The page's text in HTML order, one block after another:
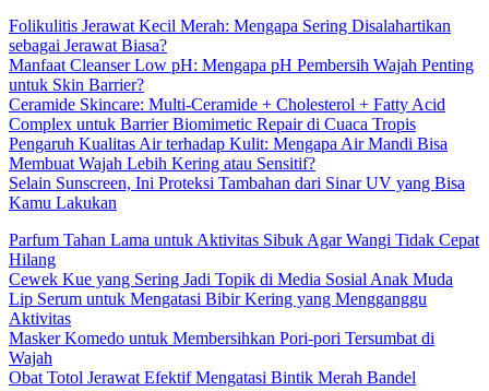
Folikulitis Jerawat Kecil Merah: Mengapa Sering Disalahartikan
sebagai Jerawat Biasa?
Manfaat Cleanser Low pH: Mengapa pH Pembersih Wajah Penting
untuk Skin Barrier?
Ceramide Skincare: Multi-Ceramide + Cholesterol + Fatty Acid
Complex untuk Barrier Biomimetic Repair di Cuaca Tropis
Pengaruh Kualitas Air terhadap Kulit: Mengapa Air Mandi Bisa
Membuat Wajah Lebih Kering atau Sensitif?
Selain Sunscreen, Ini Proteksi Tambahan dari Sinar UV yang Bisa
Kamu Lakukan
Parfum Tahan Lama untuk Aktivitas Sibuk Agar Wangi Tidak Cepat
Hilang
Cewek Kue yang Sering Jadi Topik di Media Sosial Anak Muda
Lip Serum untuk Mengatasi Bibir Kering yang Mengganggu
Aktivitas
Masker Komedo untuk Membersihkan Pori-pori Tersumbat di
Wajah
Obat Totol Jerawat Efektif Mengatasi Bintik Merah Bandel